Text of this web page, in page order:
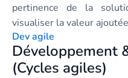
pertinence de la
visualiser la valeur
Dev agile
Développement
(Cycles agiles)